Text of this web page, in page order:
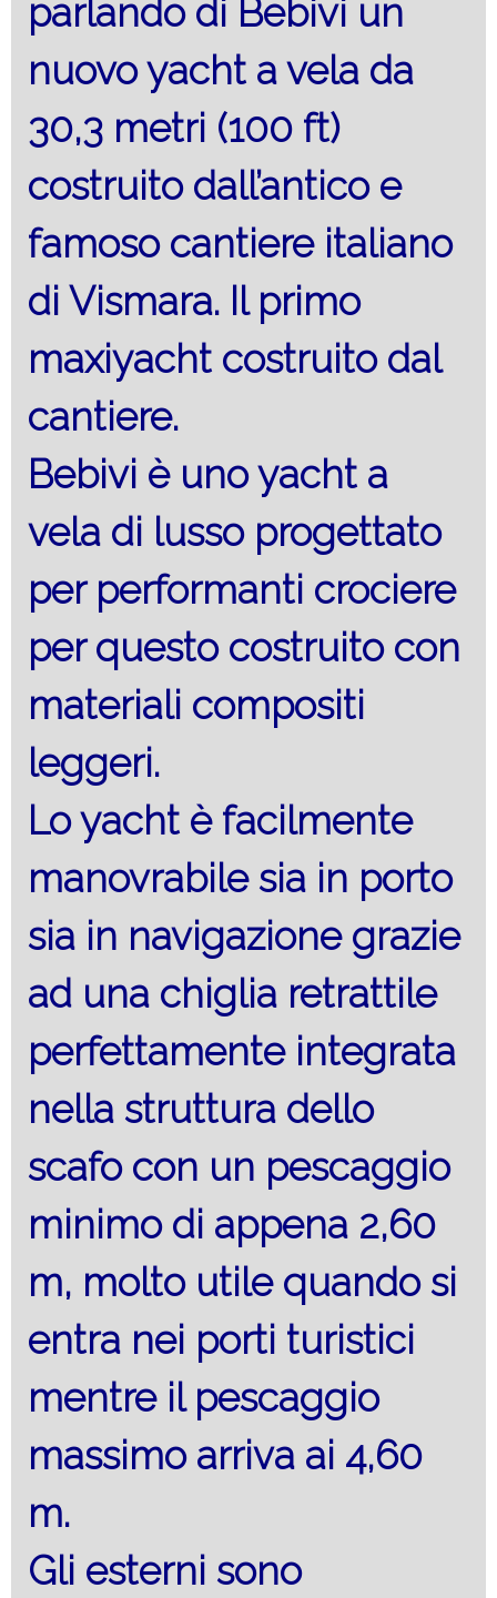
parlando di Bebivi un
nuovo yacht a vela da
30,3 metri (100 ft)
costruito dall’antico e
famoso cantiere italiano
di Vismara. Il primo
maxiyacht costruito dal
cantiere.
Bebivi è uno yacht a
vela di lusso progettato
per performanti crociere
per questo costruito con
materiali compositi
leggeri.
Lo yacht è facilmente
manovrabile sia in porto
sia in navigazione grazie
ad una chiglia retrattile
perfettamente integrata
nella struttura dello
scafo con un pescaggio
minimo di appena 2,60
m, molto utile quando si
entra nei porti turistici
mentre il pescaggio
massimo arriva ai 4,60
m.
Gli esterni sono